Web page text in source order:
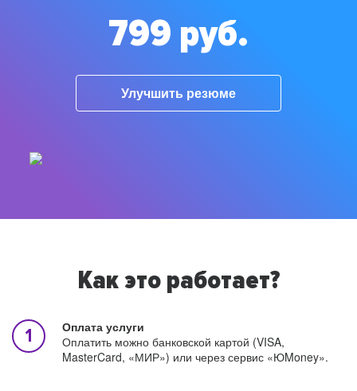
799 руб.
Улучшить резюме
Как это работает?
Оплата услуги
Оплатить можно банковской картой (VISA,
MasterCard, «МИР») или через сервис «ЮMoney».